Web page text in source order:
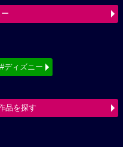
#ディズニー
品を探す